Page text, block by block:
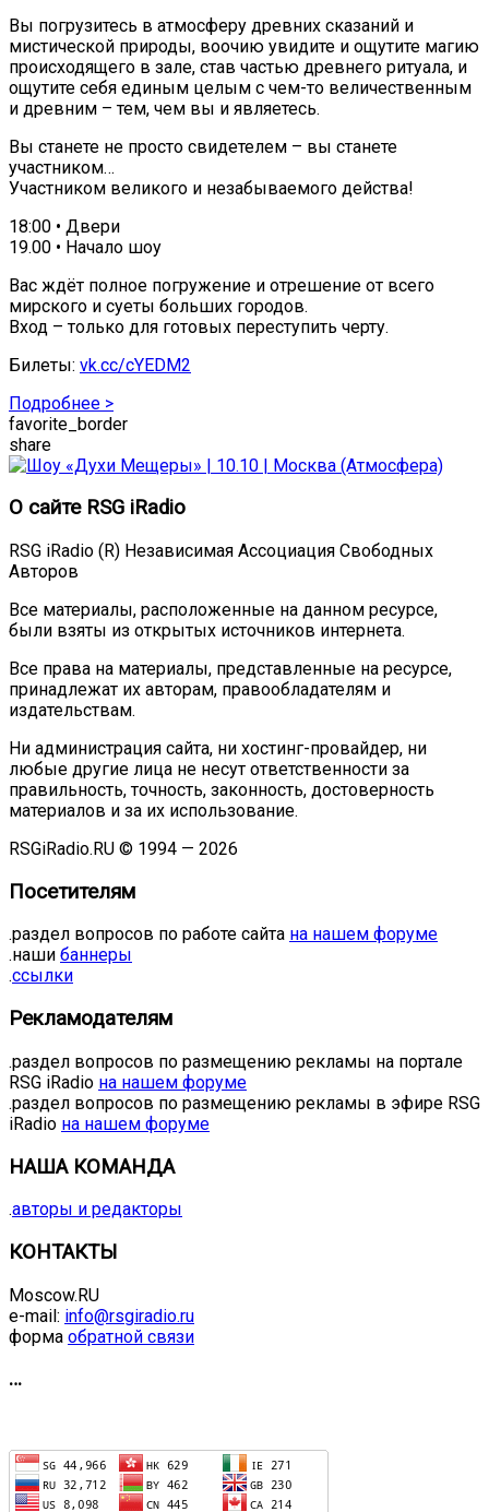
Вы погрузитесь в атмосферу древних сказаний и
мистической природы, воочию увидите и ощутите магию
происходящего в зале, став частью древнего ритуала, и
ощутите себя единым целым с чем-то величественным
и древним – тем, чем вы и являетесь.
Вы станете не просто свидетелем – вы станете
участником…
Участником великого и незабываемого действа!
18:00 • Двери
19.00 • Начало шоу
Вас ждёт полное погружение и отрешение от всего
мирского и суеты больших городов.
Вход – только для готовых переступить черту.
Билеты: vk.cc/cYEDM2
Подробнее >
favorite_border
share
О сайте RSG iRadio
RSG iRadio (R) Независимая Ассоциация Свободных
Авторов
Все материалы, расположенные на данном ресурсе,
были взяты из открытых источников интернета.
Все права на материалы, представленные на ресурсе,
принадлежат их авторам, правообладателям и
издательствам.
Ни администрация сайта, ни хостинг-провайдер, ни
любые другие лица не несут ответственности за
правильность, точность, законность, достоверность
материалов и за их использование.
RSGiRadio.RU © 1994 — 2026
Посетителям
.раздел вопросов по работе сайта на нашем форуме
.наши баннеры
.ссылки
Рекламодателям
.раздел вопросов по размещению рекламы на портале
RSG iRadio на нашем форуме
.раздел вопросов по размещению рекламы в эфире RSG
iRadio на нашем форуме
НАША КОМАНДА
.авторы и редакторы
КОНТАКТЫ
Moscow.RU
e-mail: info@rsgiradio.ru
форма обратной связи
…